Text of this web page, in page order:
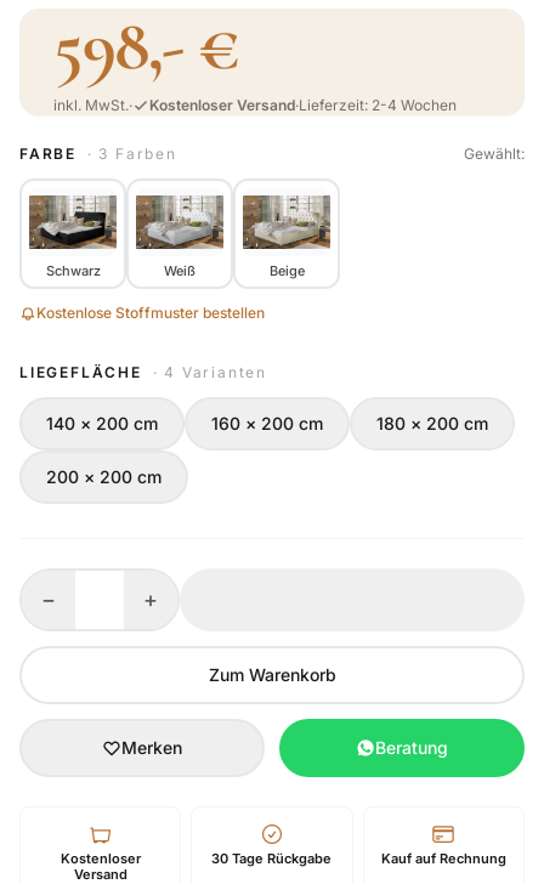
598,- €
inkl. MwSt.· Kostenloser Versand·Lieferzeit: 2-4 Wochen
FARBE · 3 Farben Gewählt:
Schwarz Weiß Beige
Kostenlose Stoffmuster bestellen
LIEGEFLÄCHE · 4 Varianten
140 × 200 cm 160 × 200 cm 180 × 200 cm
200 × 200 cm
− +
Zum Warenkorb
Merken Beratung
Kostenloser
Versand
30 Tage Rückgabe Kauf auf Rechnung